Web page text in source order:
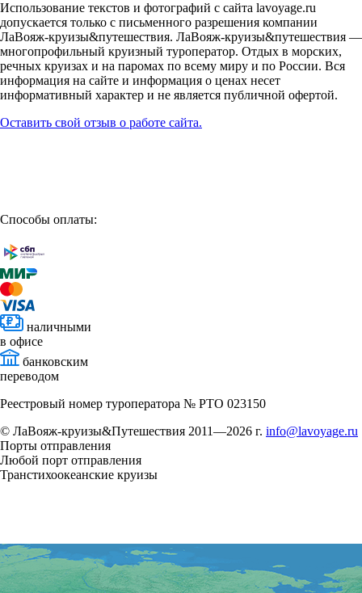
Использование текстов и фотографий с сайта lavoyage.ru
допускается только с письменного разрешения компании
ЛаВояж-круизы&путешествия. ЛаВояж-круизы&путешествия —
многопрофильный круизный туроператор. Отдых в морских,
речных круизах и на паромах по всему миру и по России. Вся
информация на сайте и информация о ценах несет
информативный характер и не является публичной офертой.
Оставить свой отзыв о работе сайта.
Способы оплаты:
наличными
в офисе
банковским
переводом
Реестровый номер туроператора № РТО 023150
© ЛаВояж-круизы&Путешествия 2011—2026 г. info@lavoyage.ru
Порты отправления
Любой порт отправления
Транстихоокеанские круизы